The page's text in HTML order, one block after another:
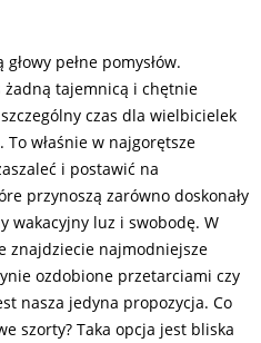
pełne pomysłów.
tajemnicą i chętnie
czas dla wielbicielek
właśnie w najgorętsze
i postawić na
przynoszą zarówno doskonały
wakacyjny luz i swobodę. W
znajdziecie najmodniejsze
ozdobione przetarciami czy
nasza jedyna propozycja. Co
szorty? Taka opcja jest bliska